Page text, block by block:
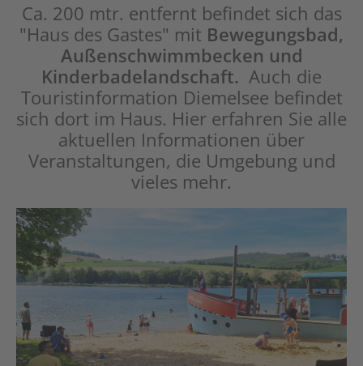
Ca. 200 mtr. entfernt befindet sich das
"Haus des Gastes" mit Bewegungsbad,
Außenschwimmbecken und
Kinderbadelandschaft. Auch die
Touristinformation Diemelsee befindet
sich dort im Haus. Hier erfahren Sie alle
aktuellen Informationen über
Veranstaltungen, die Umgebung und
vieles mehr.